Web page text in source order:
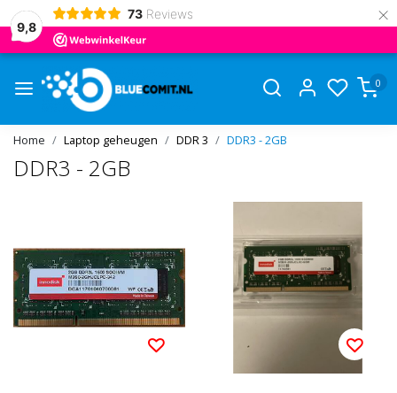
9,8
73 Reviews ×
0
Home Laptop geheugen DDR 3 DDR3 - 2GB
DDR3 - 2GB